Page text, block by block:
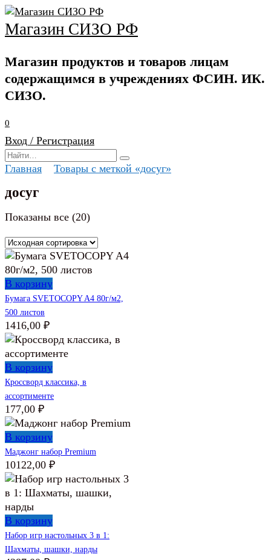
Перейти
к
содержанию
Магазин СИЗО РФ
Магазин продуктов и товаров лицам
содержащимся в учреждениях ФСИН. ИК.
СИЗО.
0
Вход / Регистрация
Search
for:
Главная Товары с меткой «досуг»
досуг
Показаны все (20)
В корзину
Бумага SVETOCOPY A4 80г/м2,
500 листов
1416,00 ₽
В корзину
Кроссворд классика, в
ассортименте
177,00 ₽
В корзину
Маджонг набор Premium
10122,00 ₽
В корзину
Набор игр настольных 3 в 1:
Шахматы, шашки, нарды